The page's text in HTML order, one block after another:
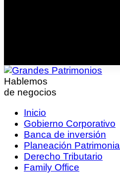
Hablemos
de negocios
Inicio
Gobierno Corporativo
Banca de inversión
Planeación Patrimonial
Derecho Tributario
Family Office